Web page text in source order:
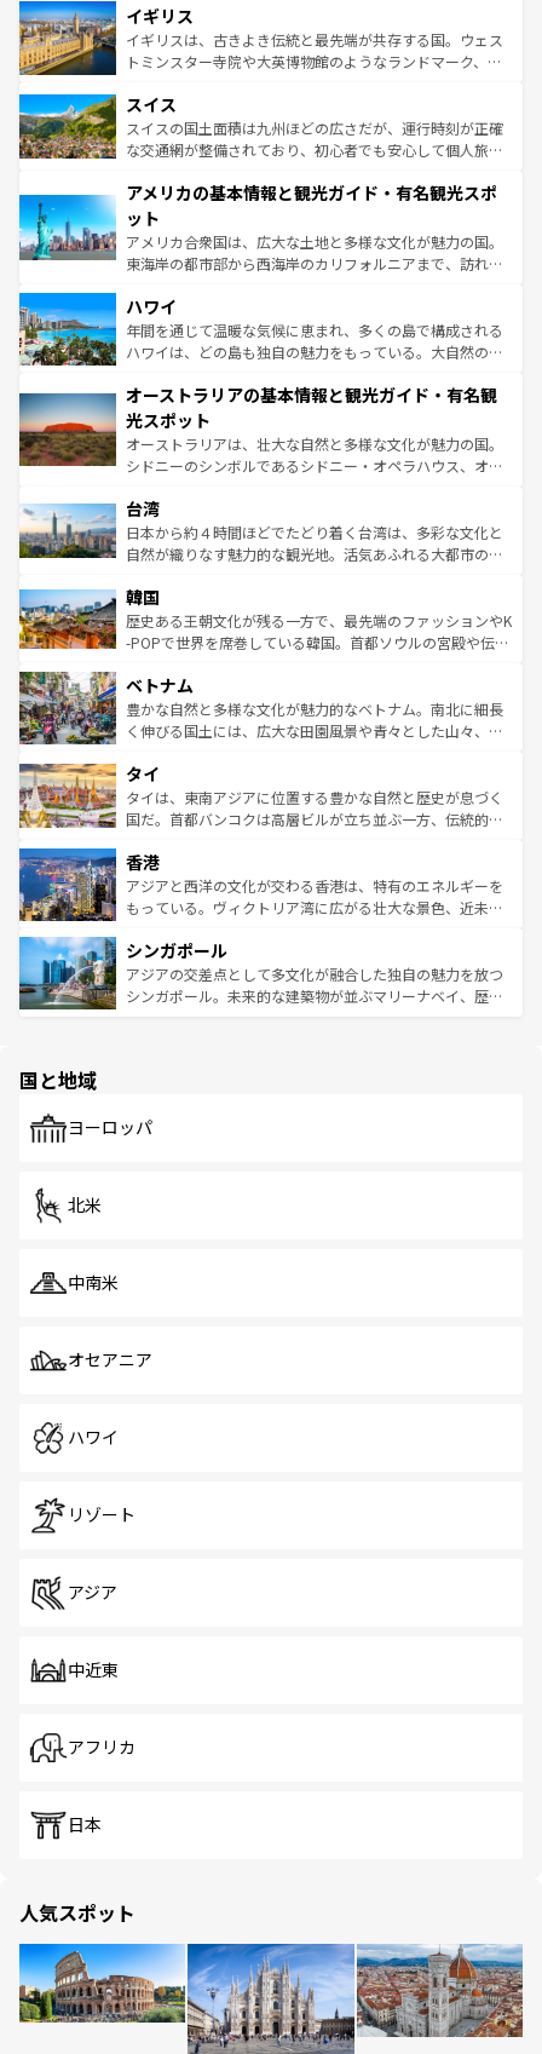
香り高いラベンダー畑など、多彩な楽しみ方が可能だ。さ
らに、パリ以外の地域にも魅力が溢れており、どの街角に
も豊かな歴史と文化が息づいている。パリ以外の個性あふ
を参照してほしい。
顔を持つこの国は、どこを歩いても飽きることがない。ベ
ルリンの文化的活気、バイエルン州のアルプスの絶景、そ
してライン川沿いのワイン畑といった風景は必見。ビール
は、お酒好きな人にはぜひ体験してほしい。 なお、新着の
ドイツ情報はコンテンツ一覧を参照してほしい。
イギリス
イギリスは、古きよき伝統と最先端が共存する国。ウェス
トミンスター寺院や大英博物館のようなランドマーク、歴
リアごとに異なる魅力がある。また、優雅なアフタヌーン
ティー、ビール好きにはたまらない英国パブ、サッカー観
戦など、本場だからこそできる体験も豊富。イギリスを旅
ンツ一覧を参照してほしい。
スイス
スイスの国土面積は九州ほどの広さだが、運行時刻が正確
な交通網が整備されており、初心者でも安心して個人旅行
の建物がそのまま残る町や、スイスならではのユニークな
博物館もあり、アルプス観光だけでなく町歩きも満喫する
ことができる。国民の所得が高いため物価も高いが、旅行
者向けの交通パス提供のサービスもあり、うまく活用すれ
着のスイス情報は
アメリカの基本情報と観光ガイド・有名観光スポ
ット
アメリカ合衆国は、広大な土地と多様な文化が魅力の国。
東海岸の都市部から西海岸のカリフォルニアまで、訪れる
のような巨大都市は、観光、ショッピング、エンターテイ
ンメントが詰まった刺激的なスポットだ。一方、アメリカ
西部には大自然が広がり、グランドキャニオンやイエロー
部のニューオーリンズでは、音楽と美食が融合した独特の
文化が魅力。旅行者はアメリカの各地域で異なる魅力を楽
しみながら、その多様性と豊かな歴史を感じることができ
るだろう。車でのロードトリップや列車の旅も、アメリカ
情報は
ハワイ
年間を通じて温暖な気候に恵まれ、多くの島で構成される
ハワイは、どの島も独自の魅力をもっている。大自然の神
ワイ島は見逃せない。また、定番の観光地といえばオアフ
島だが、静かな自然を求めるならマウイ島やカウアイ島が
おすすめ。エメラルドグリーンに輝く海をはじめ、豊かな
文化や歴史が息づいている。「アロハスピリット」と呼ば
人々、おいしいローカルフードやハワイアンミュージッ
ク、伝統的なフラダンスなど、すべてがハワイの魅力を彩
っている。訪れるたびに新しい発見と感動が待っているハ
はコンテンツ一覧
オーストラリアの基本情報と観光ガイド・有名観
光スポット
オーストラリアは、壮大な自然と多様な文化が魅力の国。
シドニーのシンボルであるシドニー・オペラハウス、オー
リアリーフや大陸中央部にそびえるウルル（エアーズロッ
ク）、タスマニアの美しい原生林やケアンズの熱帯雨林な
ど、見どころがたくさん。また、カフェやワイン、オージ
いる。アクティビティも充実しており、サーフィンやダイ
ビング、ハイキングなど、アウトドア好きにはたまらな
い。オーストラリアの多彩な魅力を存分に味わいつくそ
参照してほしい。
台湾
日本から約４時間ほどでたどり着く台湾は、多彩な文化と
自然が織りなす魅力的な観光地。活気あふれる大都市の台
ン）、静ひつな山岳地帯である台湾東部など、都市の喧騒
と山間の静けさが共存しており、訪れる人に新しい発見と
驚きをもたらしてくれる。また、奥深い台湾の食文化も魅
容にもいいと評判のスイーツなど、バラエティ豊かな料理
が味わえる。 なお、新着の台湾情報は コンテンツ一覧を参
照してほしい。
韓国
歴史ある王朝文化が残る一方で、最先端のファッションやK
-POPで世界を席巻している韓国。首都ソウルの宮殿や伝統
き、地方に足を延ばせば四季折々の自然美を楽しむことが
できる。そして、キムチや焼肉、絶品のストリートフード
まで、さまざまな韓国料理が待っている。夜には、韓国な
リティに包まれながら、韓国の多彩な魅力を心ゆくまで味
わってみてほしい。 なお、新着の韓国情報はコンテンツ一
覧を参照してほしい。
ベトナム
豊かな自然と多様な文化が魅力的なベトナム。南北に細長
く伸びる国土には、広大な田園風景や青々とした山々、世
急速な発展と共に伝統が息づく。ハノイの古い町並みやホ
ーチミン市のフランス統治時代の建物も、独特の雰囲気を
醸し出している。また、バラエティの豊かさとおいしさで
とつ。フォーやバインミー、ベトナムコーヒーなどは、ぜ
ひ現地で味わいたい。どの地域を訪れてもあたたかい人々
が旅行者を迎えてくれるので、きっと忘れられない旅にな
参照してほしい。
タイ
タイは、東南アジアに位置する豊かな自然と歴史が息づく
国だ。首都バンコクは高層ビルが立ち並ぶ一方、伝統的な
の活気が交差している。北部ではチェンマイなどの山岳地
帯で自然と触れ合い、南部ではプーケットやクラビの美し
いビーチでリゾート気分を楽しむことができる。タイ料理
激する。気候は一年中温暖で、どの季節にも異なる楽しみ
が待っている。親しみやすいタイの人々、仏教を中心とし
た文化、そして多様な観光資源が、訪れる旅人を魅了し続
香港
アジアと西洋の文化が交わる香港は、特有のエネルギーを
もっている。ヴィクトリア湾に広がる壮大な景色、近未来
み、どこを訪れても感動するはず。観光スポットが密集し
ており、効率よく見どころを回れるのも魅力。息をのむよ
うな絶景から文化的な体験まで、香港を存分に楽しみ尽く
シンガポール
アジアの交差点として多文化が融合した独自の魅力を放つ
シンガポール。未来的な建築物が並ぶマリーナベイ、歴史
で、ホーカーズは地元の風情を楽しめる外せないスポット
国と地域
ヨーロッパ
北米
中南米
オセアニア
ハワイ
リゾート
アジア
中近東
アフリカ
日本
人気スポット